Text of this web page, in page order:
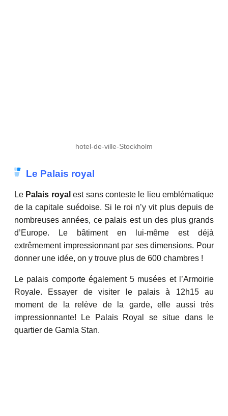
hotel-de-ville-Stockholm
Le Palais royal
Le Palais royal est sans conteste le lieu emblématique
de la capitale suédoise. Si le roi n’y vit plus depuis de
nombreuses années, ce palais est un des plus grands
d’Europe. Le bâtiment en lui-même est déjà
extrêmement impressionnant par ses dimensions. Pour
donner une idée, on y trouve plus de 600 chambres !
Le palais comporte également 5 musées et l’Armoirie
Royale. Essayer de visiter le palais à 12h15 au
moment de la relève de la garde, elle aussi très
impressionnante! Le Palais Royal se situe dans le
quartier de Gamla Stan.